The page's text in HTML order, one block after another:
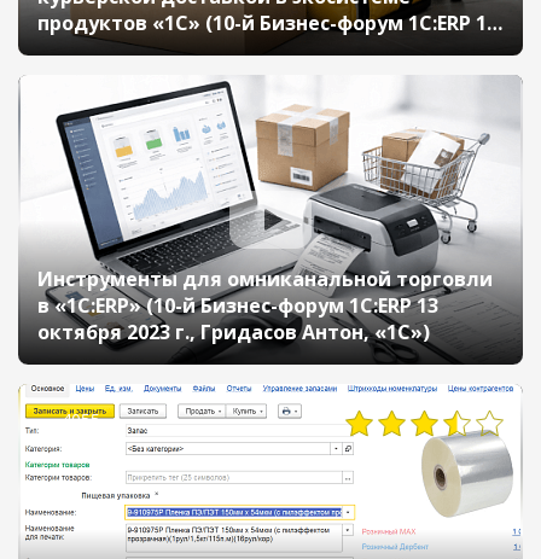
продуктов «1С» (10-й Бизнес-форум 1С:ERP 13
октября 2023 г., Молоканова Валерия, «1С»)
Инструменты для омниканальной торговли
в «1С:ERP» (10-й Бизнес-форум 1С:ERP 13
октября 2023 г., Гридасов Антон, «1С»)
4055